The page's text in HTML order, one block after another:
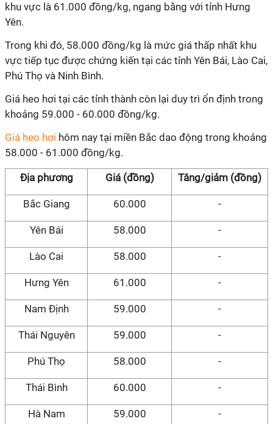
khu vực là 61.000 đồng/kg, ngang bằng với tỉnh Hưng
Yên.
Trong khi đó, 58.000 đồng/kg là mức giá thấp nhất khu
vực tiếp tục được chứng kiến tại các tỉnh Yên Bái, Lào Cai,
Phú Thọ và Ninh Bình.
Giá heo hơi tại các tỉnh thành còn lại duy trì ổn định trong
khoảng 59.000 - 60.000 đồng/kg.
Giá heo hơi hôm nay tại miền Bắc dao động trong khoảng
58.000 - 61.000 đồng/kg.
Địa phương Giá (đồng) Tăng/giảm (đồng)
Bắc Giang 60.000 -
Yên Bái 58.000 -
Lào Cai 58.000 -
Hưng Yên 61.000 -
Nam Định 59.000 -
Thái Nguyên 59.000 -
Phú Thọ 58.000 -
Thái Bình 60.000 -
Hà Nam 59.000 -